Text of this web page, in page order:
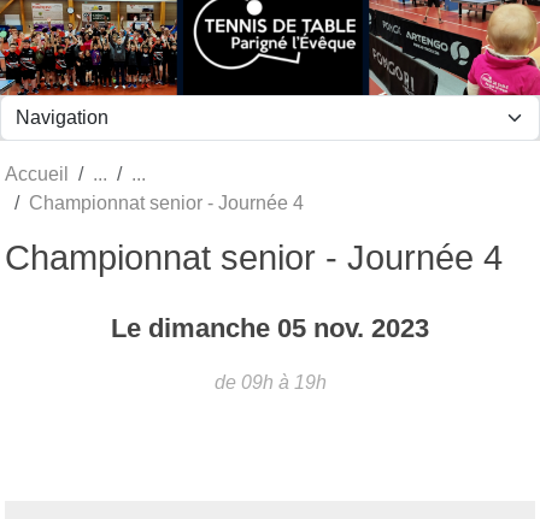
Accueil
Championnat senior - Journée 4
Championnat senior - Journée 4
Le dimanche 05 nov. 2023
de 09h à 19h
Panneau de gestion des cookies